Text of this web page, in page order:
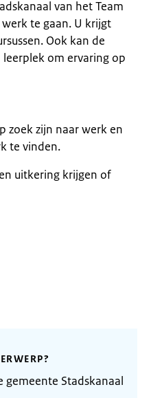
van het Team
te gaan. U krijgt
Ook kan de
om ervaring op
zoek zijn naar werk en
te vinden.
uitkering krijgen of
gemeente Stadskanaal